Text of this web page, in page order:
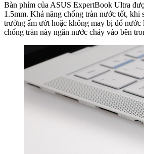
Bàn phím của ASUS ExpertBook Ultra
1.5mm. Khả năng chống tràn nước tốt, khi
trường ẩm ướt hoặc không may bị đổ nước
chống tràn này ngăn nước chảy vào bên